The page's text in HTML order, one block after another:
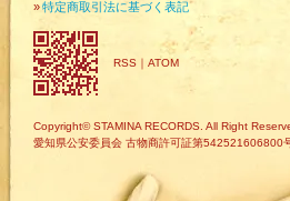
»特定商取引法に基づく表記
RSS ｜ ATOM
Copyright© STAMINA RECORDS. All Right
愛知県公安委員会 古物商許可証第542521606800